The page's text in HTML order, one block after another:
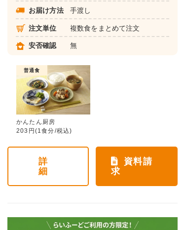
お届け方法 手渡し
注文単位 複数食をまとめて注文
安否確認 無
普通食
かんたん厨房
203円(1食分/税込)
詳
細
資料請
求